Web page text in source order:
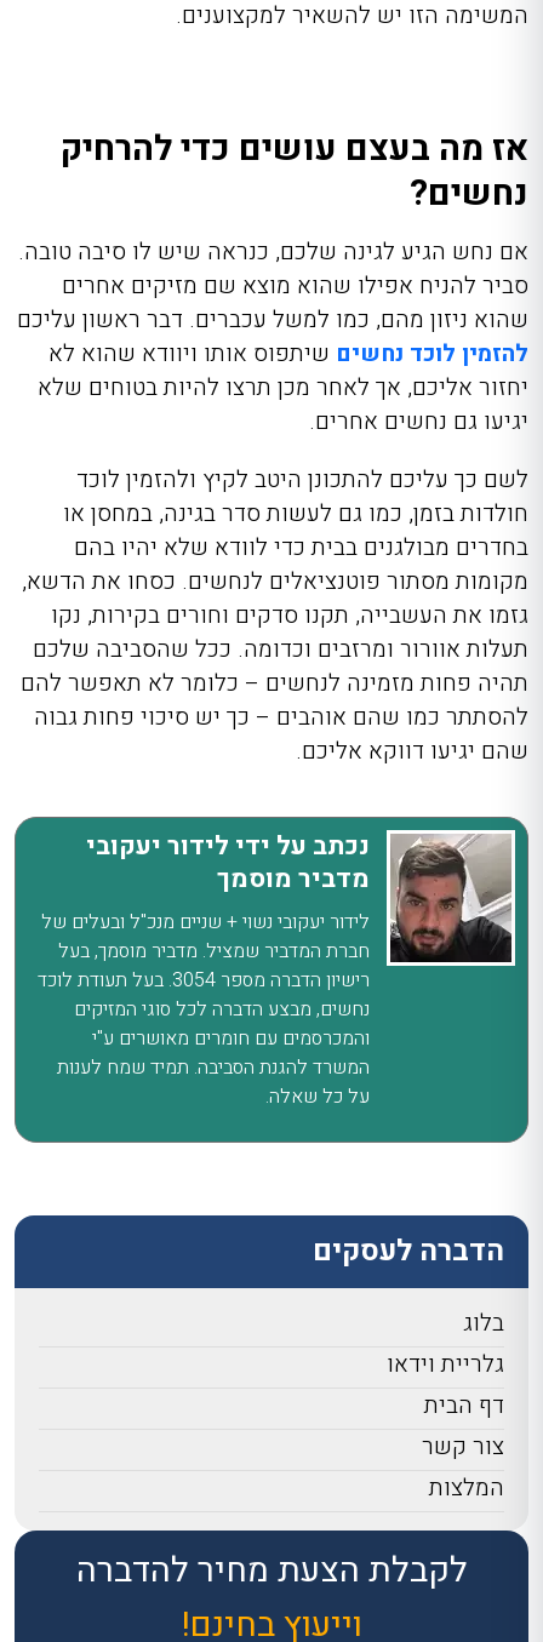
לקבלת הצעת מחיר להדברה
וייעוץ בחינם!
המשימה הזו יש להשאיר למקצוענים.
אז מה בעצם עושים כדי להרחיק
נחשים?
אם נחש הגיע לגינה שלכם, כנראה שיש לו סיבה טובה.
סביר להניח אפילו שהוא מוצא שם מזיקים אחרים
שהוא ניזון מהם, כמו למשל עכברים. דבר ראשון עליכם
להזמין לוכד נחשים שיתפוס אותו ויוודא שהוא לא
יחזור אליכם, אך לאחר מכן תרצו להיות בטוחים שלא
יגיעו גם נחשים אחרים.
לשם כך עליכם להתכונן היטב לקיץ ולהזמין לוכד
חולדות בזמן, כמו גם לעשות סדר בגינה, במחסן או
בחדרים מבולגנים בבית כדי לוודא שלא יהיו בהם
מקומות מסתור פוטנציאלים לנחשים. כסחו את הדשא,
גזמו את העשבייה, תקנו סדקים וחורים בקירות, נקו
תעלות אוורור ומרזבים וכדומה. ככל שהסביבה שלכם
תהיה פחות מזמינה לנחשים – כלומר לא תאפשר להם
להסתתר כמו שהם אוהבים – כך יש סיכוי פחות גבוה
שהם יגיעו דווקא אליכם.
נכתב על ידי לידור יעקובי
מדביר מוסמך
לידור יעקובי נשוי + שניים מנכ"ל ובעלים של
חברת המדביר שמציל. מדביר מוסמך, בעל
רישיון הדברה מספר 3054. בעל תעודת לוכד
נחשים, מבצע הדברה לכל סוגי המזיקים
והמכרסמים עם חומרים מאושרים ע"י
המשרד להגנת הסביבה. תמיד שמח לענות
על כל שאלה.
הדברה לעסקים
בלוג
גלריית וידאו
דף הבית
צור קשר
המלצות